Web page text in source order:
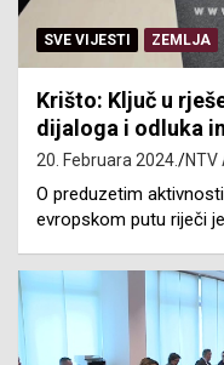
SVE VIJESTI ZEMLJA
Krišto: Ključ u
dijaloga i odluka
20. Februara 2024. NTV
O preduzetim
evropskom putu riječi